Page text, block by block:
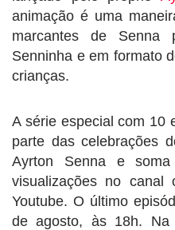
animação é uma
marcantes de
Senninha e em formato
crianças.
A série especial com 10
parte das celebrações
Ayrton Senna e
visualizações no canal
Youtube. O último
de agosto, às 18h. Na